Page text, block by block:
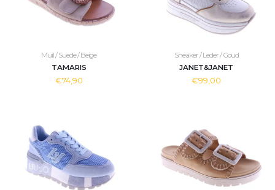
Muil / Suede / Beige
TAMARIS
€74,90
Sneaker / Leder / Goud
JANET&JANET
€99,00